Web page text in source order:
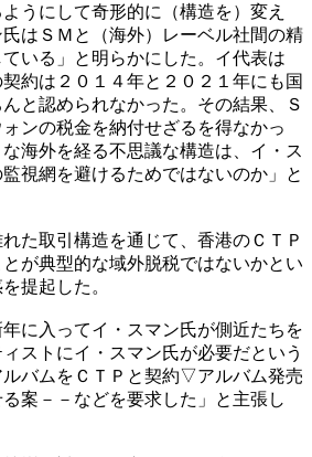
うにして奇形的に（構造を）変え
はＳＭと（海外）レーベル社間の精
いる」と明らかにした。イ代表は
契約は２０１４年と２０２１年にも国
と認められなかった。その結果、Ｓ
ンの税金を納付せざるを得なかっ
海外を経る不思議な構造は、イ・ス
視網を避けるためではないのか」と
た取引構造を通じて、香港のＣＴＰ
が典型的な域外脱税ではないかとい
提起した。
に入ってイ・スマン氏が側近たちを
ストにイ・スマン氏が必要だという
バムをＣＴＰと契約▽アルバム発売
案－－などを要求した」と主張し